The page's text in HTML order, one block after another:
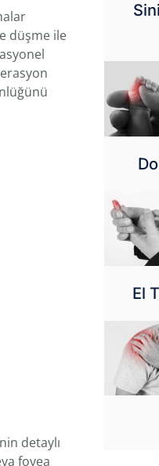
düşme ile
detaylı
fovea
El